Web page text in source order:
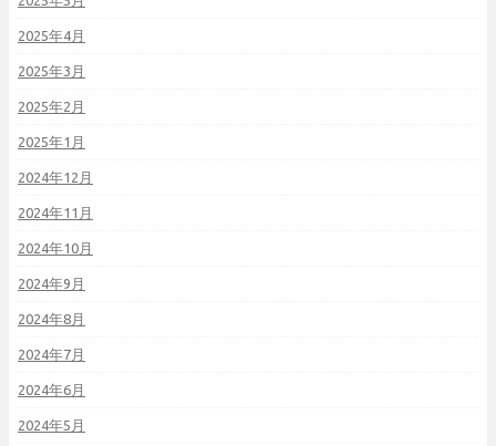
2025年4月
2025年3月
2025年2月
2025年1月
2024年12月
2024年11月
2024年10月
2024年9月
2024年8月
2024年7月
2024年6月
2024年5月